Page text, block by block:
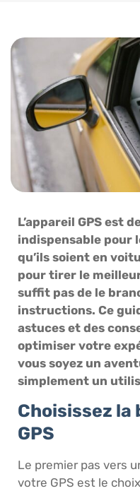
L’appareil GPS est
indispensable pour
qu’ils soient en
pour tirer le
suffit pas de le
instructions. Ce
astuces et des
optimiser votre
vous soyez un
simplement un
Choisissez
GPS
Le premier pas vers
votre GPS est le